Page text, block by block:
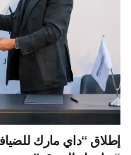
إطلاق “داي مارك